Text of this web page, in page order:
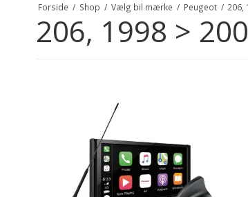
Forside / Shop / Vælg bil mærke / Peugeot / 206,
206, 1998 >